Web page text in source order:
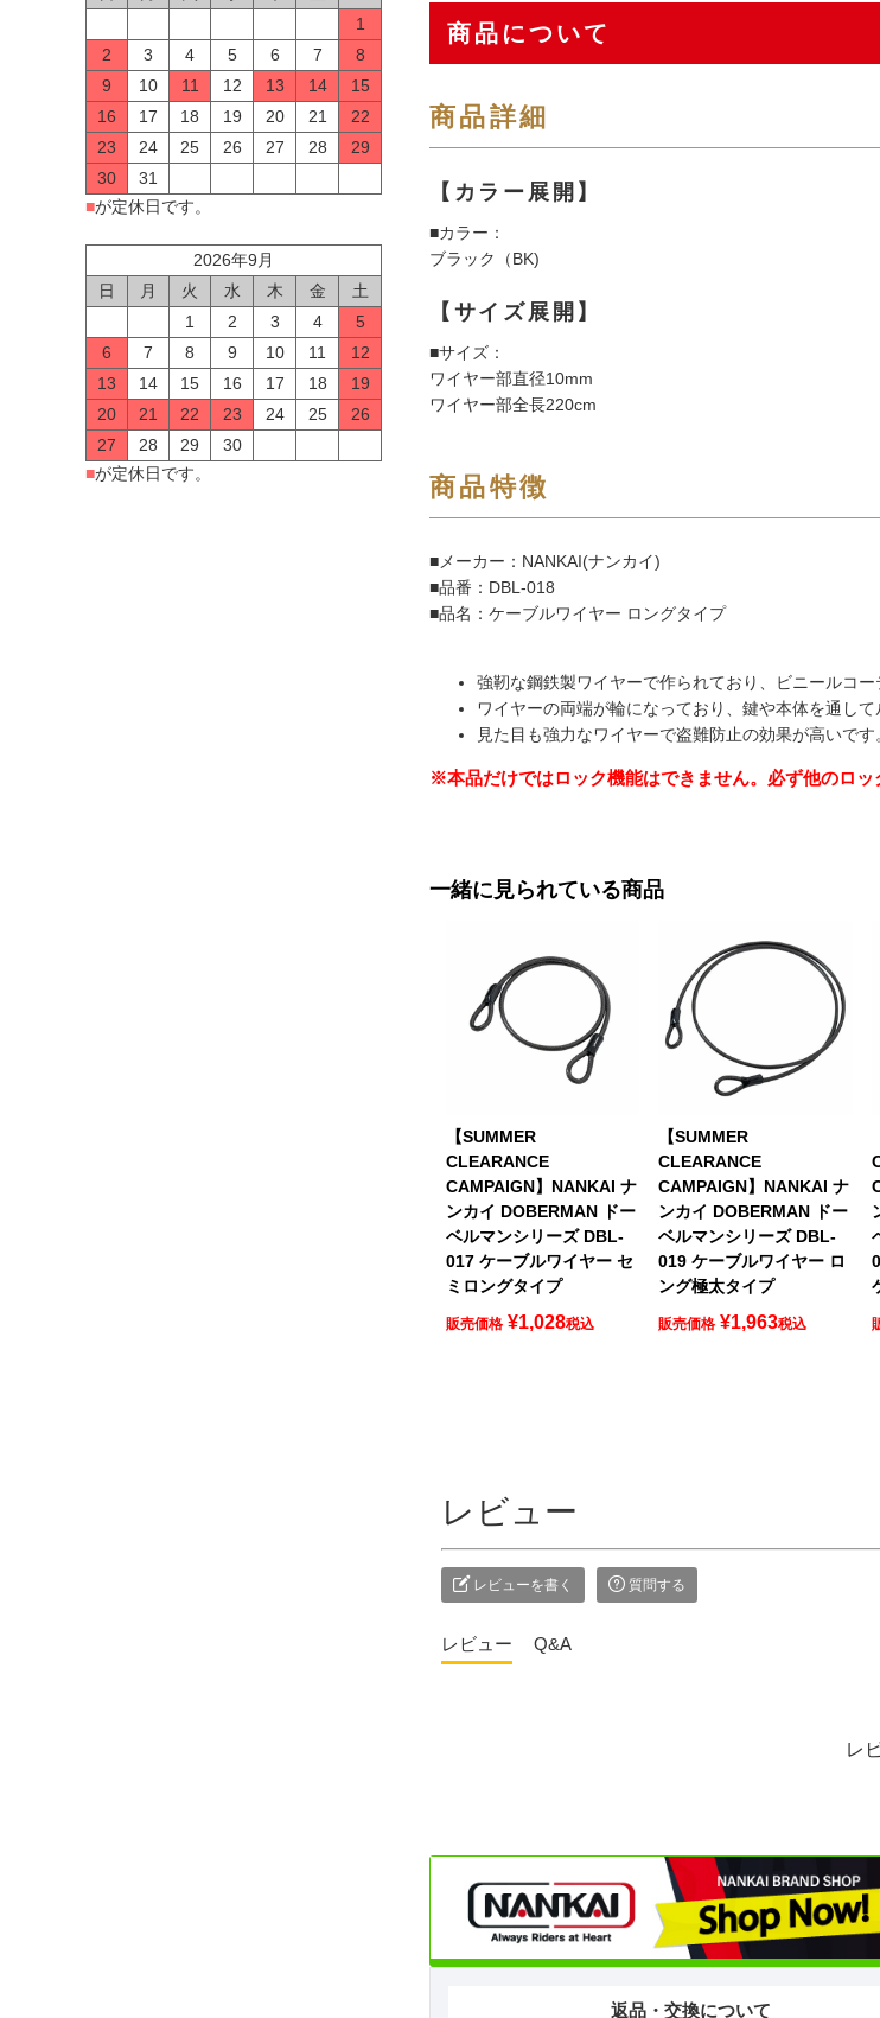
1
2
3 4 5 6 7
8
9
10 11 12 13 14
15
16
17 18 19 20 21
22
23
24 25 26 27 28
29
30
31
■が定休日です。
2026年9月
日
月 火 水 木 金
土
1
2 3 4
5
6
7 8 9 10 11
12
13
14 15 16 17 18
19
20
21 22 23 24 25
26
27
28 29
30
■が定休日です。
商品について
商品詳細
【カラー展開】
■カラー：
ブラック（BK)
【サイズ展開】
■サイズ：
ワイヤー部直径10mm
ワイヤー部全長220cm
商品特徴
■メーカー：NANKAI(ナンカイ)
■品番：DBL-018
■品名：ケーブルワイヤー ロングタイプ
強靭な鋼鉄製ワイヤーで作られており、ビニールコ
ワイヤーの両端が輪になっており、鍵や本体を通し
見た目も強力なワイヤーで盗難防止の効果が高いです
※本品だけではロック機能はできません。必ず他のロッ
一緒に見られている商品
【SUMMER
CLEARANCE
CAMPAIGN】NANKAI ナ
ンカイ DOBERMAN ドー
ベルマンシリーズ DBL-
017 ケーブルワイヤー セ
ミロングタイプ
販売価格 ¥1,028税込
【SUMMER
CLEARANCE
CAMPAIGN】NANKAI ナ
ンカイ DOBERMAN ドー
ベルマンシリーズ DBL-
019 ケーブルワイヤー ロ
ング極太タイプ
販売価格 ¥1,963税込
レビュー
レビューを書く 質問する
レビュー Q&A
レ
返品・交換について